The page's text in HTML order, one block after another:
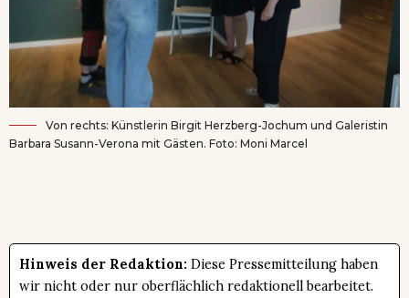
Von rechts: Künstlerin Birgit Herzberg-Jochum und Galeristin
Barbara Susann-Verona mit Gästen. Foto: Moni Marcel
Hinweis der Redaktion: Diese Pressemitteilung haben
wir nicht oder nur oberflächlich redaktionell bearbeitet.